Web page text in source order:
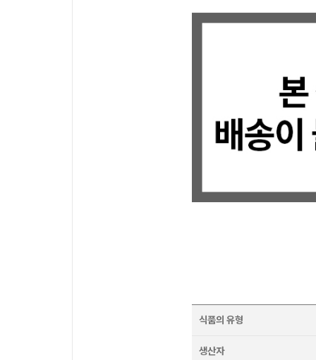
식품의 유형
생산자